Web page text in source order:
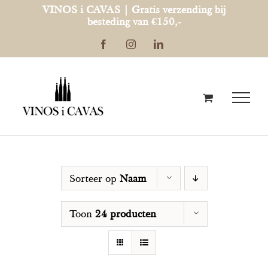
VINOS i CAVAS | Gratis verzending bij
besteding van €150,-
FacebookInstagramLinkedIn
Sorteer op Naam
Toon 24 producten